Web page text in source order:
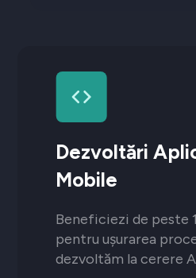
Dezvoltări
Mobile
Beneficiezi de peste
pentru ușurarea
dezvoltăm la cerere